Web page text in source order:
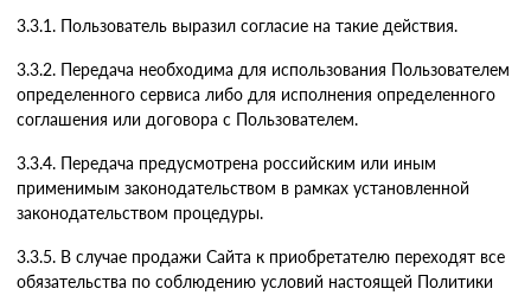
3.3.1. Пользователь выразил согласие на такие действия.
3.3.2. Передача необходима для использования Пользователем
определенного сервиса либо для исполнения определенного
соглашения или договора с Пользователем.
3.3.4. Передача предусмотрена российским или иным
применимым законодательством в рамках установленной
законодательством процедуры.
3.3.5. В случае продажи Сайта к приобретателю переходят все
обязательства по соблюдению условий настоящей Политики